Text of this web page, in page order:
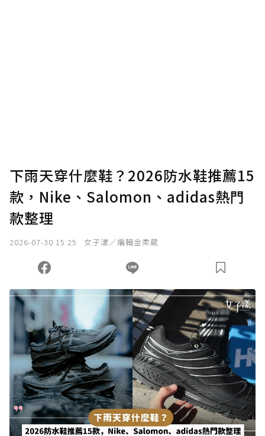
下雨天穿什麼鞋？2026防水鞋推薦15
款，Nike、Salomon、adidas熱門
款整理
2026-07-30 15:25 女子漾／編輯金柔葳